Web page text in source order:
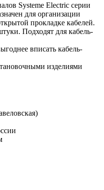
Systeme Electric серии
для организации
прокладке кабелей.
Подходят для кабель-
вписать кабель-
изделиями